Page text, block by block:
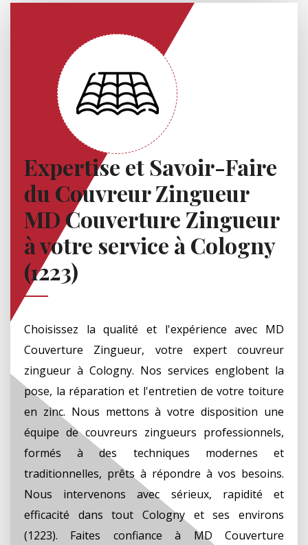
Expertise et Savoir-Faire
du Couvreur Zingueur
MD Couverture Zingueur
à votre service à Cologny
(1223)
Choisissez la qualité et l'expérience avec MD
Couverture Zingueur, votre expert couvreur
zingueur à Cologny. Nos services englobent la
pose, la réparation et l'entretien de votre toiture
en zinc. Nous mettons à votre disposition une
équipe de couvreurs zingueurs professionnels,
formés à des techniques modernes et
traditionnelles, prêts à répondre à vos besoins.
Nous intervenons avec sérieux, rapidité et
efficacité dans tout Cologny et ses environs
(1223). Faites confiance à MD Couverture